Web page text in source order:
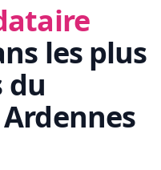
les plus
du
Ardennes